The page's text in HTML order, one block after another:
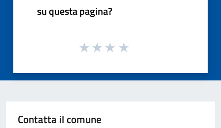
su questa pagina?
Contatta il comune